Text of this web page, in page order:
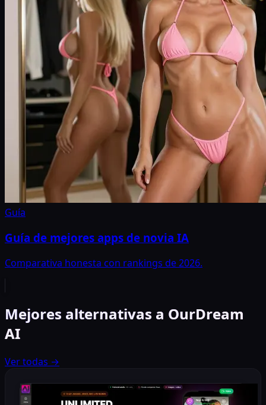
Guía
Guía de mejores apps de novia IA
Comparativa honesta con rankings de 2026.
Mejores alternativas a OurDream
AI
Ver todas →